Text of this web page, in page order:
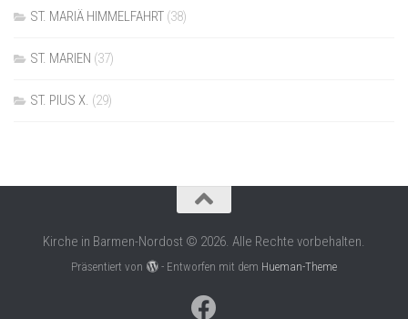
ST. MARIÄ HIMMELFAHRT (38)
ST. MARIEN (37)
ST. PIUS X. (29)
Kirche in Barmen-Nordost © 2026. Alle Rechte vorbehalten.
Präsentiert von - Entworfen mit dem Hueman-Theme